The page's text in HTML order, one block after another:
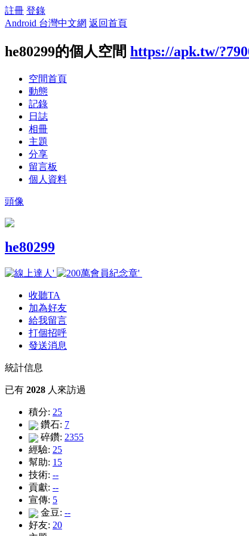
註冊 登錄
Android 台灣中文網 返回首頁
he80299的個人空間 https://apk.tw/
空間首頁
動態
記錄
日誌
相冊
主題
分享
留言板
個人資料
頭像
he80299
收聽TA
加為好友
給我留言
打個招呼
發送消息
統計信息
已有 2028 人來訪過
積分: 25
鑽石: 7
碎鑽: 2355
經驗: 25
幫助: 15
技術: --
貢獻: --
宣傳: 5
金豆: --
好友: 20